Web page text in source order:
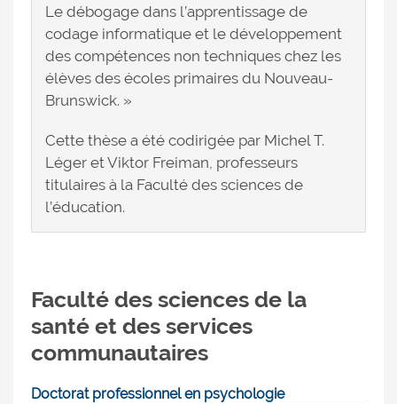
Le débogage dans l’apprentissage de
codage informatique et le développement
des compétences non techniques chez les
élèves des écoles primaires du Nouveau-
Brunswick. »
Cette thèse a été codirigée par Michel T.
Léger et Viktor Freiman, professeurs
titulaires à la Faculté des sciences de
l’éducation.
Faculté des sciences de la
santé et des services
communautaires
Doctorat professionnel en psychologie